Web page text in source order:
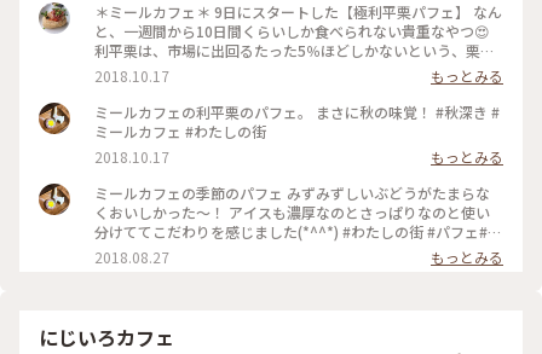
＊ミールカフェ＊ 9日にスタートした【極利平栗パフェ】 なん
と、一週間から10日間くらいしか食べられない貴重なやつ😍
利平栗は、市場に出回るたった5％ほどしかないという、栗の
王様👑幻の栗なのであります。 栗きんとんに負けない栗栗感🌰
ほっぺが落ちた😱💓 #秋深き#わたしの街#カフェ#ミールカフ
ェ#パフェ#利平栗#栗スイーツ#極利平栗パフェ#たまらん
2018.10.17
もっとみる
ミールカフェの利平栗のパフェ。 まさに秋の味覚！ #秋深き #
ミールカフェ #わたしの街
2018.10.17
もっとみる
ミールカフェの季節のパフェ みずみずしいぶどうがたまらな
くおいしかった〜！ アイスも濃厚なのとさっぱりなのと使い
分けててこだわりを感じました(*^^*) #わたしの街 #パフェ#カ
フェ
2018.08.27 もっとみる
にじいろカフェ